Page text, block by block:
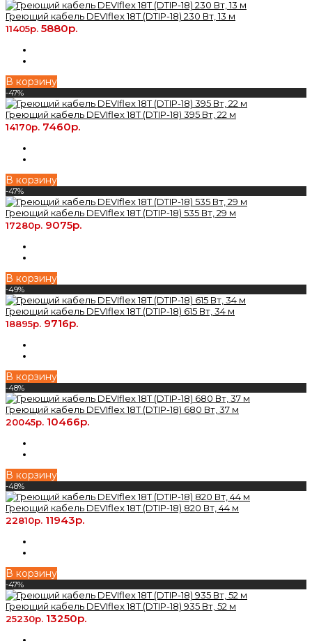
Греющий кабель DEVIflex 18T (DTIP-18) 230 Вт, 13 м
11405р. 5880р.
В корзину
-47%
Греющий кабель DEVIflex 18T (DTIP-18) 395 Вт, 22 м
14170р. 7460р.
В корзину
-47%
Греющий кабель DEVIflex 18T (DTIP-18) 535 Вт, 29 м
17280р. 9075р.
В корзину
-49%
Греющий кабель DEVIflex 18T (DTIP-18) 615 Вт, 34 м
18895р. 9716р.
В корзину
-48%
Греющий кабель DEVIflex 18T (DTIP-18) 680 Вт, 37 м
20045р. 10466р.
В корзину
-48%
Греющий кабель DEVIflex 18T (DTIP-18) 820 Вт, 44 м
22810р. 11943р.
В корзину
-47%
Греющий кабель DEVIflex 18T (DTIP-18) 935 Вт, 52 м
25230р. 13250р.